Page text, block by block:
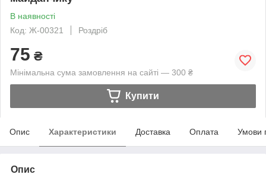
В наявності
Код: Ж-00321
Роздріб
75 ₴
Мінімальна сума замовлення на сайті — 300 ₴
Купити
Опис Характеристики Доставка Оплата Умови
Опис